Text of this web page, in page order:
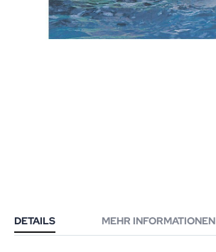
DETAILS MEHR INFORMATIONEN